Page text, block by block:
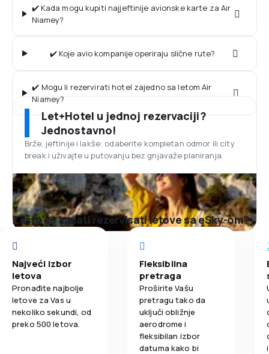
✔️ Kada mogu kupiti najjeftinije avionske karte za Air
Niamey?
✔️ Koje avio kompanije operiraju slične rute?
✔️ Mogu li rezervirati hotel zajedno sa letom Air
Niamey?
Let+Hotel u jednoj rezervaciji?
Jednostavno!
Brže, jeftinije i lakše: odaberite kompletan odmor ili city
break i uživajte u putovanju bez gnjavaže planiranja.
Zašto se isplati rezervisati letove sa eSky-om?
Najveći izbor
letova
Pronađite najbolje
letove za Vas u
nekoliko sekundi, od
preko 500 letova.
Fleksibilna
pretraga
Proširite Vašu
pretragu tako da
uključi obližnje
aerodrome i
fleksibilan izbor
datuma kako bi